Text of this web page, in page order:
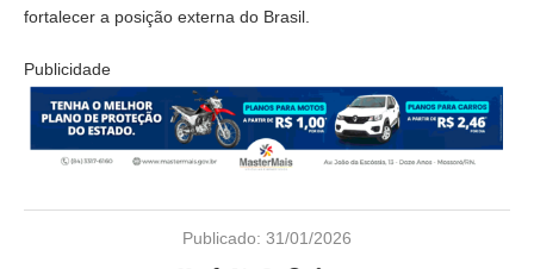
fortalecer a posição externa do Brasil.
Publicidade
Publicado: 31/01/2026